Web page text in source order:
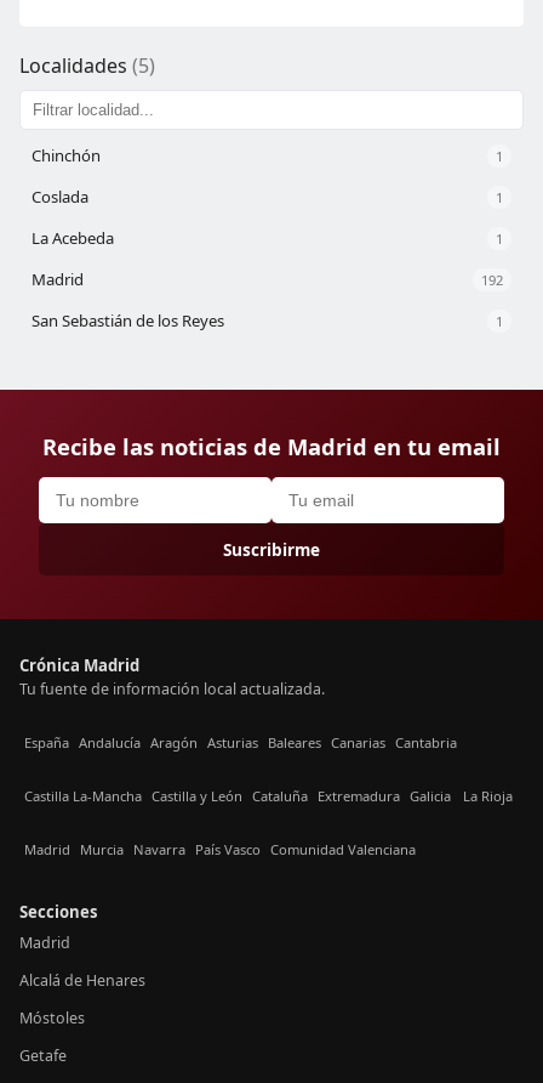
Localidades (5)
Chinchón 1
Coslada 1
La Acebeda 1
Madrid 192
San Sebastián de los Reyes 1
Recibe las noticias de Madrid en tu email
Suscribirme
Crónica Madrid
Tu fuente de información local actualizada.
España Andalucía Aragón Asturias Baleares Canarias Cantabria
Castilla La-Mancha Castilla y León Cataluña Extremadura Galicia La Rioja
Madrid Murcia Navarra País Vasco Comunidad Valenciana
Secciones
Madrid
Alcalá de Henares
Móstoles
Getafe